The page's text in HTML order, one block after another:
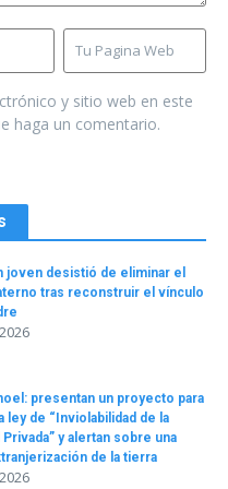
y sitio web en este
haga un comentario.
joven desistió de eliminar el
tras reconstruir el vínculo
presentan un proyecto para
ley de “Inviolabilidad de la
y alertan sobre una
de la tierra